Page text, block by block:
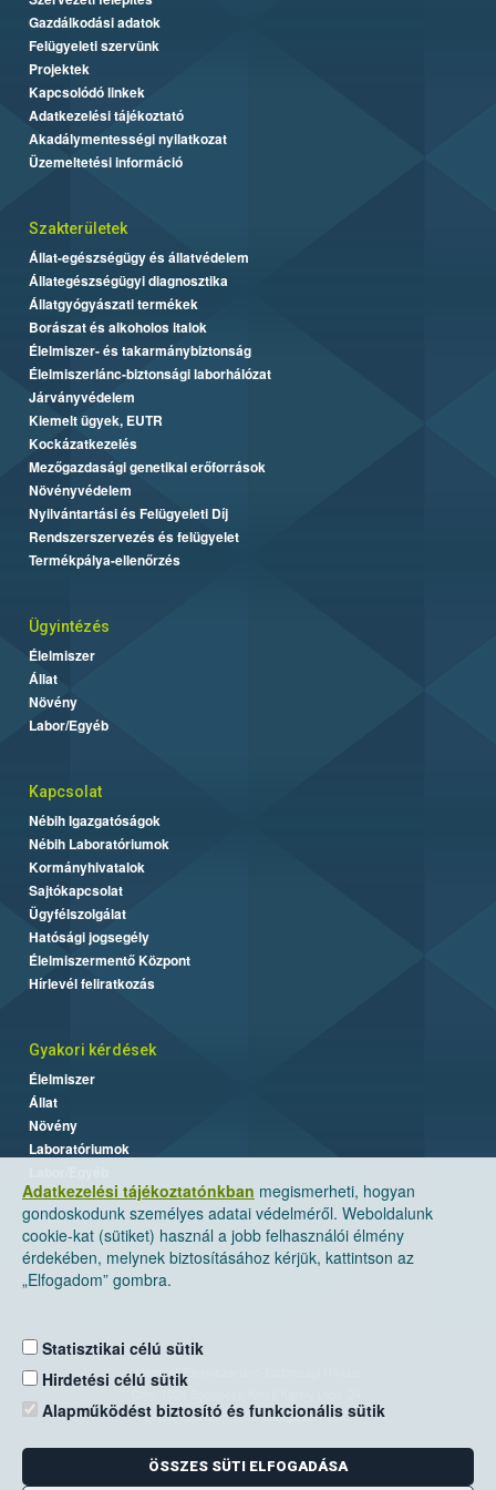
Adatkezelési tájékoztatónkban megismerheti, hogyan
gondoskodunk személyes adatai védelméről. Weboldalunk
cookie-kat (sütiket) használ a jobb felhasználói élmény
érdekében, melynek biztosításához kérjük, kattintson az
„Elfogadom” gombra.
Statisztikai célú sütik
Hirdetési célú sütik
Alapműködést biztosító és funkcionális sütik
ÖSSZES SÜTI ELFOGADÁSA
Gazdálkodási adatok
Felügyeleti szervünk
Projektek
Kapcsolódó linkek
Adatkezelési tájékoztató
Akadálymentességi nyilatkozat
Üzemeltetési információ
Szakterületek
Állat-egészségügy és állatvédelem
Állategészségügyi diagnosztika
Állatgyógyászati termékek
Borászat és alkoholos italok
Élelmiszer- és takarmánybiztonság
Élelmiszerlánc-biztonsági laborhálózat
Járványvédelem
Kiemelt ügyek, EUTR
Kockázatkezelés
Mezőgazdasági genetikai erőforrások
Növényvédelem
Nyilvántartási és Felügyeleti Díj
Rendszerszervezés és felügyelet
Termékpálya-ellenőrzés
Ügyintézés
Élelmiszer
Állat
Növény
Labor/Egyéb
Kapcsolat
Nébih Igazgatóságok
Nébih Laboratóriumok
Kormányhivatalok
Sajtókapcsolat
Ügyfélszolgálat
Hatósági jogsegély
Élelmiszermentő Központ
Hírlevél feliratkozás
Gyakori kérdések
Élelmiszer
Állat
Növény
Laboratóriumok
Nemzeti Élelmiszerlánc-biztonsági Hivatal
Levelezési cím: 1525 Budapest. Pf. 30.
E-mail:ugyfelszolgalat@nebih.gov.hu